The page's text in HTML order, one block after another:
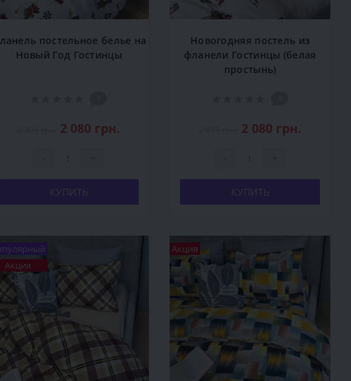
постельное белье на
Новый Год Гостинцы
2 080 грн.
КУПИТЬ
Новогодняя постель из
фланели Гостинцы (белая
простынь)
2 080 грн.
КУПИТЬ
Акция
Акция